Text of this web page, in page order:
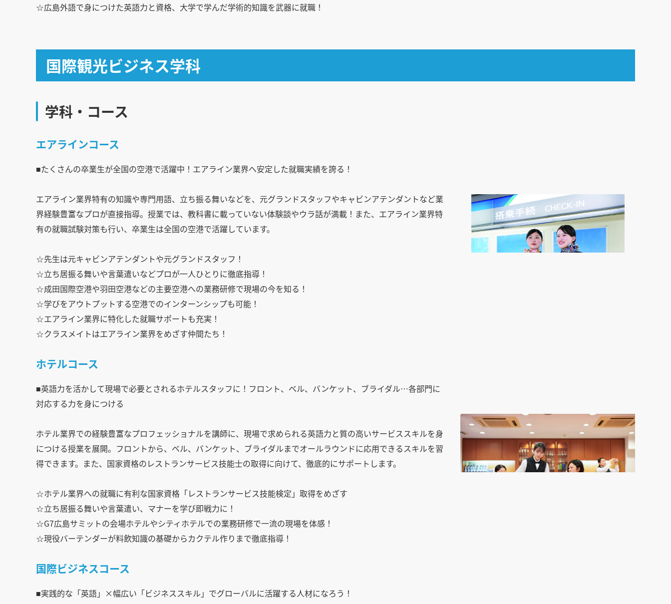
☆広島外語で身につけた英語力と資格、大学で学んだ学術的知識を武器に就職！
国際観光ビジネス学科
学科・コース
エアラインコース
■たくさんの卒業生が全国の空港で活躍中！エアライン業界へ安定した就職実績を誇る！
エアライン業界特有の知識や専門用語、立ち振る舞いなどを、元グランドスタッフやキャビンアテンダントなど業
界経験豊富なプロが直接指導。授業では、教科書に載っていない体験談やウラ話が満載！また、エアライン業界特
有の就職試験対策も行い、卒業生は全国の空港で活躍しています。
☆先生は元キャビンアテンダントや元グランドスタッフ！
☆立ち居振る舞いや言葉遣いなどプロが一人ひとりに徹底指導！
☆成田国際空港や羽田空港などの主要空港への業務研修で現場の今を知る！
☆学びをアウトプットする空港でのインターンシップも可能！
☆エアライン業界に特化した就職サポートも充実！
☆クラスメイトはエアライン業界をめざす仲間たち！
ホテルコース
■英語力を活かして現場で必要とされるホテルスタッフに！フロント、ベル、バンケット、ブライダル…各部門に
対応する力を身につける
ホテル業界での経験豊富なプロフェッショナルを講師に、現場で求められる英語力と質の高いサービススキルを身
につける授業を展開。フロントから、ベル、バンケット、ブライダルまでオールラウンドに応用できるスキルを習
得できます。また、国家資格のレストランサービス技能士の取得に向けて、徹底的にサポートします。
☆ホテル業界への就職に有利な国家資格「レストランサービス技能検定」取得をめざす
☆立ち居振る舞いや言葉遣い、マナーを学び即戦力に！
☆G7広島サミットの会場ホテルやシティホテルでの業務研修で一流の現場を体感！
☆現役バーテンダーが料飲知識の基礎からカクテル作りまで徹底指導！
国際ビジネスコース
■実践的な「英語」×幅広い「ビジネススキル」でグローバルに活躍する人材になろう！